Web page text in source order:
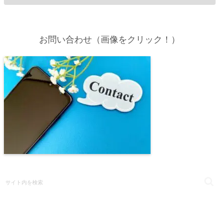
お問い合わせ（画像をクリック！）